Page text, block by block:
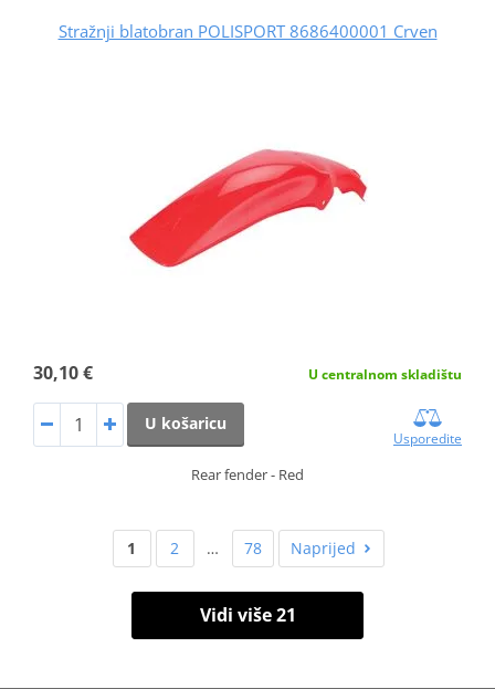
Stražnji blatobran POLISPORT 8686400001 Crven
30,10 € U centralnom skladištu
U košaricu
Usporedite
Rear fender - Red
1 2 … 78 Naprijed
Vidi više 21